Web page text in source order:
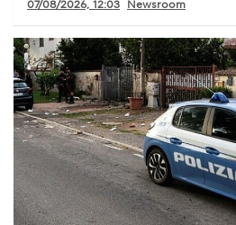
07/08/2026, 12:03 Newsroom